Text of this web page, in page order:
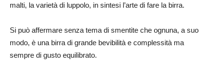
malti, la varietà di luppolo, in sintesi l’arte di fare la birra.
Si può affermare senza tema di smentite che ognuna, a suo
modo, è una birra di grande bevibilità e complessità ma
sempre di gusto equilibrato.